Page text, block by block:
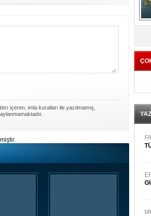
içeren, imla kuralları ile yazılmamış,